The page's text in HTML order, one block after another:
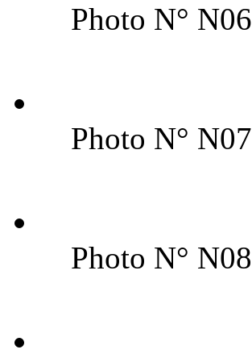
Photo N° N06
Photo N° N07
Photo N° N08